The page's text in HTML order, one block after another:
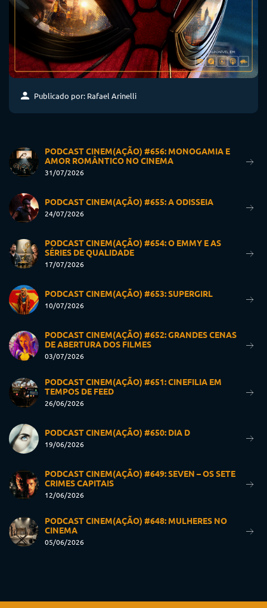
Publicado por: Rafael Arinelli
PODCAST CINEM(AÇÃO) #656: MONOGAMIA E
AMOR ROMÂNTICO NO CINEMA
31/07/2026
PODCAST CINEM(AÇÃO) #655: A ODISSEIA
24/07/2026
PODCAST CINEM(AÇÃO) #654: O EMMY E AS
SÉRIES DE QUALIDADE
17/07/2026
PODCAST CINEM(AÇÃO) #653: SUPERGIRL
10/07/2026
PODCAST CINEM(AÇÃO) #652: GRANDES CENAS
DE ABERTURA DOS FILMES
03/07/2026
PODCAST CINEM(AÇÃO) #651: CINEFILIA EM
TEMPOS DE FEED
26/06/2026
PODCAST CINEM(AÇÃO) #650: DIA D
19/06/2026
PODCAST CINEM(AÇÃO) #649: SEVEN – OS SETE
CRIMES CAPITAIS
12/06/2026
PODCAST CINEM(AÇÃO) #648: MULHERES NO
CINEMA
05/06/2026